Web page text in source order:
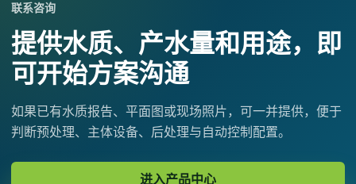
联系咨询
提供水质、产水量和用途，即
可开始方案沟通
如果已有水质报告、平面图或现场照片，可一并提供，便于
判断预处理、主体设备、后处理与自动控制配置。
进入产品中心